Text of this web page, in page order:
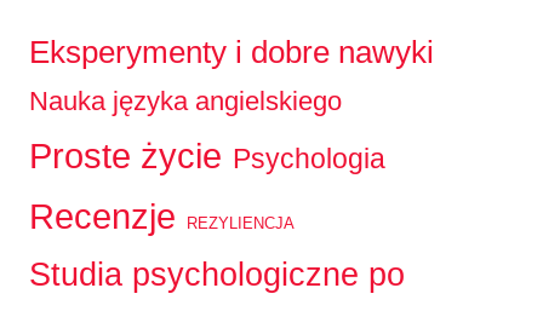
Eksperymenty i dobre nawyki
Nauka języka angielskiego
Proste życie Psychologia
Recenzje REZYLIENCJA
Studia psychologiczne po